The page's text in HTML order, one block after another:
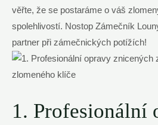
věřte, že se postaráme o váš
spolehlivostí. Nostop Zámečník
partner při zámečnických potížích!
1. Profesionální